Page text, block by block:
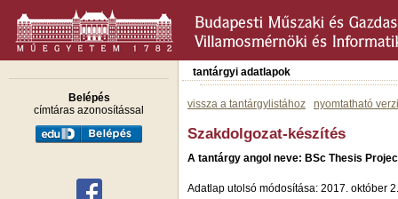
Belépés
címtáras azonosítással
tantárgyi adatlapok
vissza a tantárgylistához nyomtatható
Szakdolgozat-készítés
A tantárgy angol neve: BSc Thesis
Adatlap utolsó módosítása: 2017. október 2.